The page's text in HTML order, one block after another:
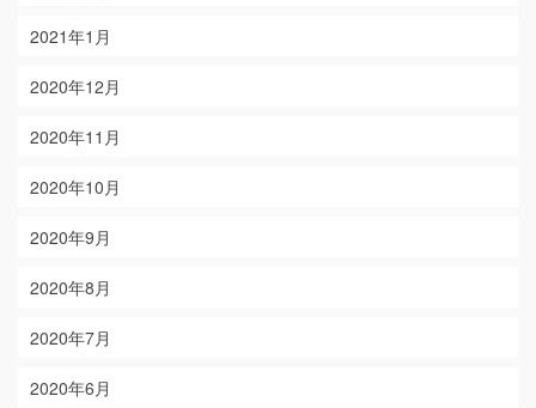
2021年1月
2020年12月
2020年11月
2020年10月
2020年9月
2020年8月
2020年7月
2020年6月